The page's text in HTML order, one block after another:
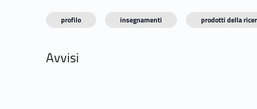
profilo insegnamenti prodotti della
Avvisi